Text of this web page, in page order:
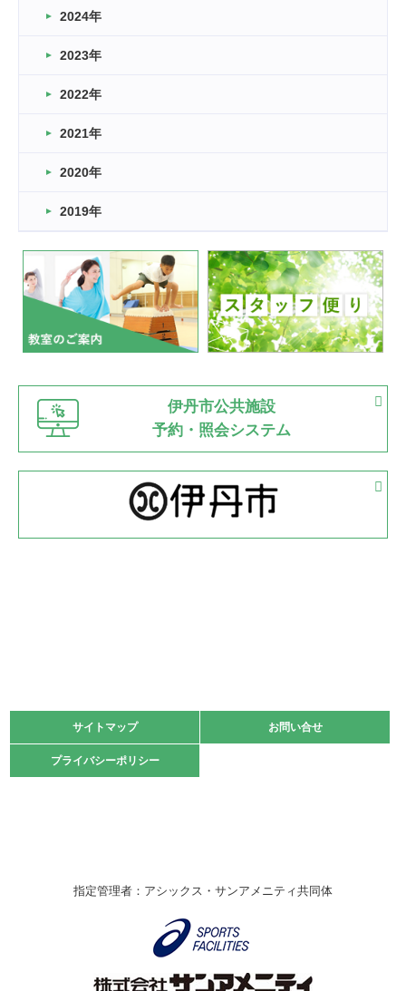
車いすバスケとRくんのお話
卒業・卒園の季節★
2026.03.11
緑ケ丘体育館
2022.11.03
緑ケ丘体育館
いたっぼーる大会☆彡
緑ケ丘体育館
2022.07.03
市内総合体育大会が開始
緑ケ丘体育館 猪名川運動広場
古池運動広場
2022.06.12
県知事杯争奪バレーボール大会が開催
2022.05.05
体育協会長杯 バドミントン競技の部
2022.05.22
緑ケ丘体育館
2021.10.23
卓球選手権大会ラージボールの部開催☆
伊丹市総合体育大会 バレーボール大会が開催されました
なわとびイベントを開催しました！
2024年
2023年
2022年
2021年
2020年
2019年
伊丹市公共施設
予約・照会システム
サイトマップ お問い合せ
プライバシーポリシー
サイトマップ お問い合せ
プライバシーポリシー
指定管理者：アシックス・サンアメニティ共同体